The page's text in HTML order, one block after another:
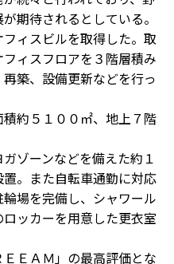
期待されるとしている。
ィスビルを取得した。取
ィスフロアを３階層積み
築、設備更新などを行っ
約５１００㎡、地上７階
ゾーンなどを備えた約１
。また自転車通勤に対応
場を完備し、シャワール
ッカーを用意した更衣室
ＥＡＭ」の最高評価とな